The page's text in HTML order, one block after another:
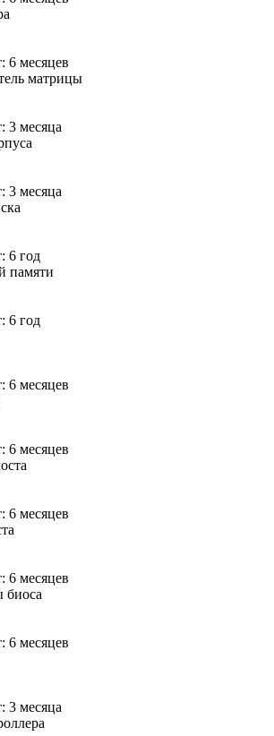
6 месяцев
матрицы
3 месяца
3 месяца
6 год
памяти
6 год
6 месяцев
6 месяцев
6 месяцев
6 месяцев
биоса
6 месяцев
3 месяца